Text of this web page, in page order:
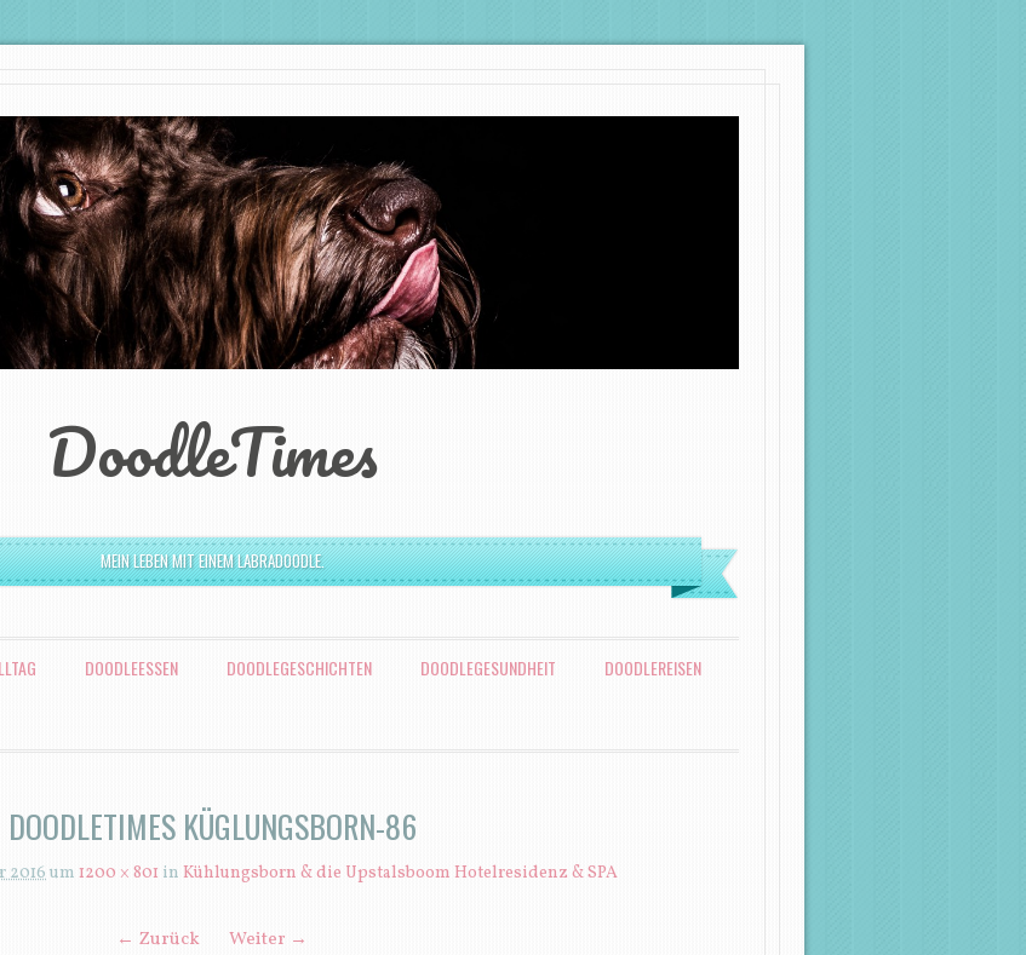
DoodleTimes
MEIN LEBEN MIT EINEM LABRADOODLE.
DOODLEESSEN DOODLEGESCHICHTEN DOODLEGESUNDHEIT DOODLEREISEN
DOODLETIMES KÜGLUNGSBORN-86
2016um 1200 × 801 in Kühlungsborn & die Upstalsboom Hotelresidenz & SPA
← Zurück Weiter →